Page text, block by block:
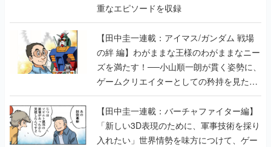
の絆 編】わがままな王様のわがままなニー
ズを満たす！──小山順一朗が貫く姿勢に、
ゲームクリエイターとしての矜持を見た
【若ゲのいたり最終回】
【田中圭一連載：バーチャファイター編】
「新しい3D表現のために、軍事技術を採り
入れたい」世界情勢を味方につけて、ゲー
ムに革命をもたらした鈴木 裕の功績【若ゲ
のいたり】
【田中圭一：若ゲのいたり】ゲーム開発統